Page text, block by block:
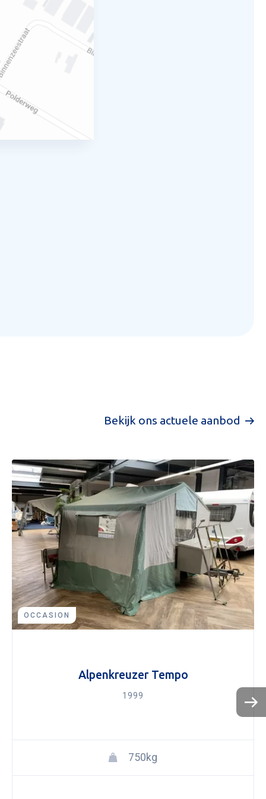
Bekijk ons actuele aanbod
OCCASION
Alpenkreuzer Tempo
1999
750kg